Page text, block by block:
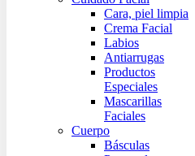
Cara, piel limpia
Crema Facial
Labios
Antiarrugas
Productos
Especiales
Mascarillas
Faciales
Cuerpo
Básculas